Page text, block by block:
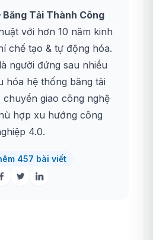
Băng Tải Thành Công
với hơn 10 năm kinh
chế tạo & tự động hóa.
người đứng sau nhiều
hóa hệ thống băng tải
giao công nghệ
hợp xu hướng công
4.0.
457 bài viết